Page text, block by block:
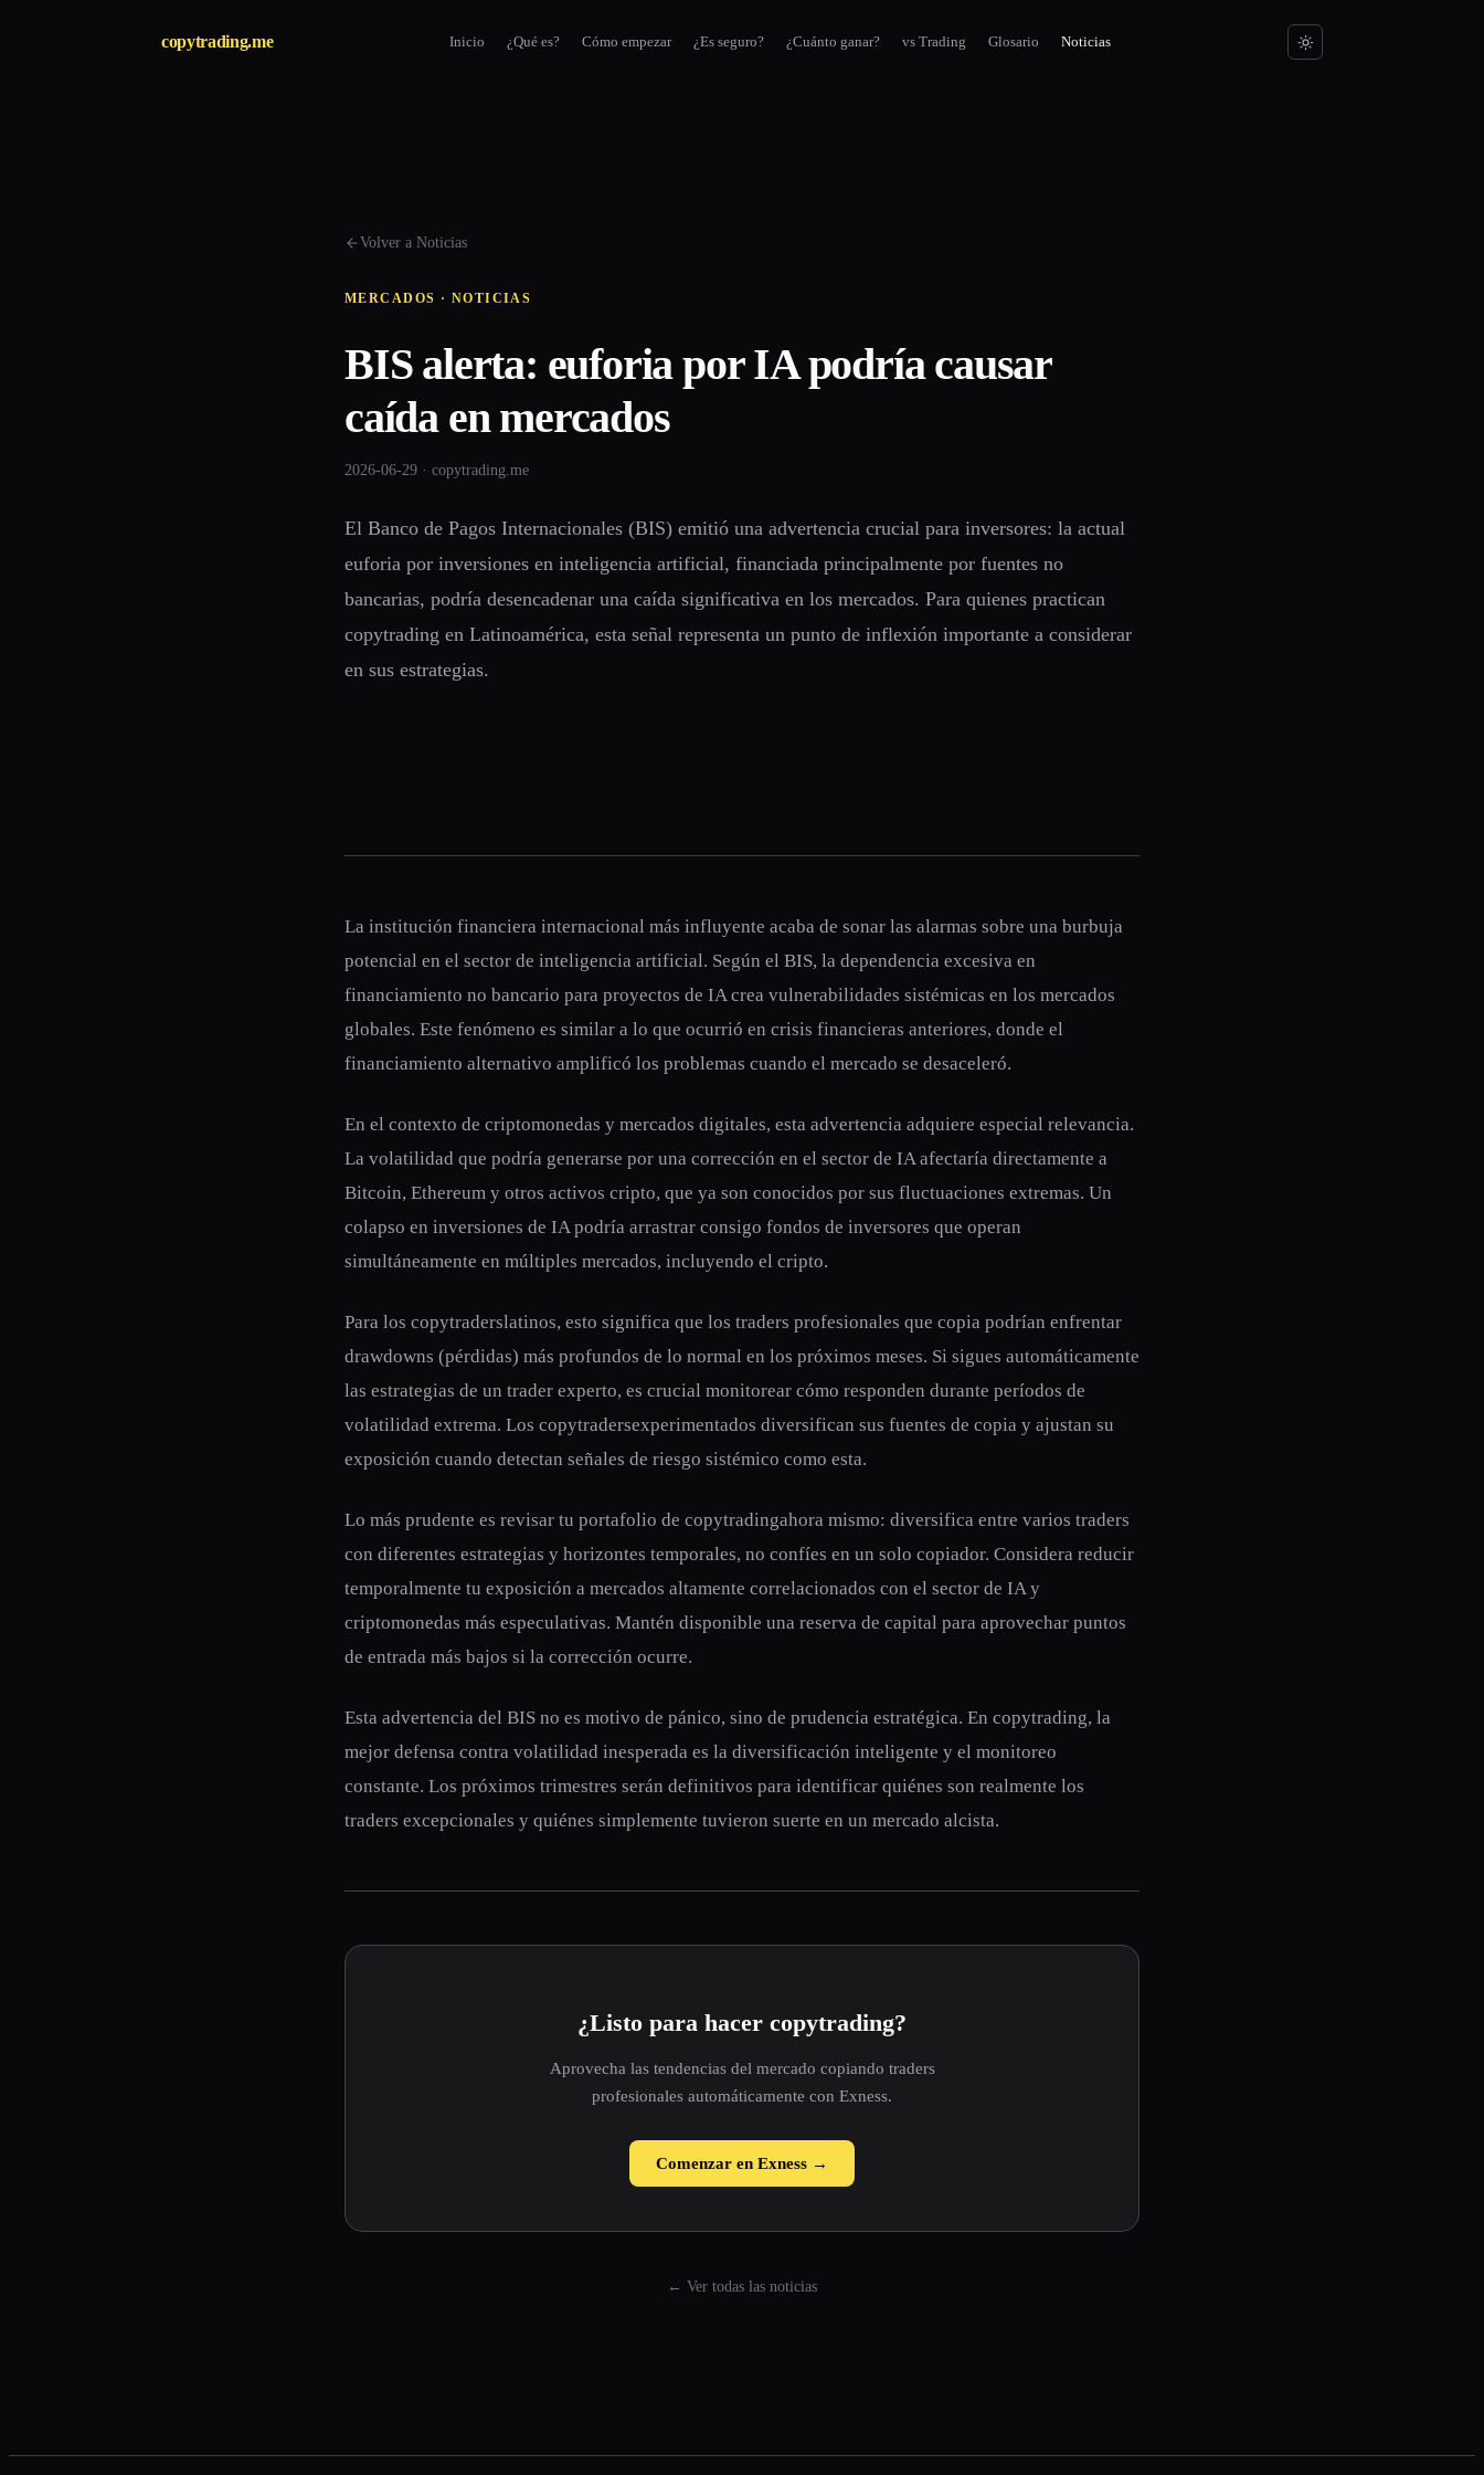
copytrading.me Inicio ¿Qué es? Cómo empezar ¿Es seguro? ¿Cuánto ganar? vs Trading Glosario Noticias
Volver a Noticias
MERCADOS · NOTICIAS
BIS alerta: euforia por IA podría causar
caída en mercados
2026-06-29 · copytrading.me
El Banco de Pagos Internacionales (BIS) emitió una advertencia crucial para inversores: la actual
euforia por inversiones en inteligencia artificial, financiada principalmente por fuentes no
bancarias, podría desencadenar una caída significativa en los mercados. Para quienes practican
copytrading en Latinoamérica, esta señal representa un punto de inflexión importante a considerar
en sus estrategias.
La institución financiera internacional más influyente acaba de sonar las alarmas sobre una burbuja
potencial en el sector de inteligencia artificial. Según el BIS, la dependencia excesiva en
financiamiento no bancario para proyectos de IA crea vulnerabilidades sistémicas en los mercados
globales. Este fenómeno es similar a lo que ocurrió en crisis financieras anteriores, donde el
financiamiento alternativo amplificó los problemas cuando el mercado se desaceleró.
En el contexto de criptomonedas y mercados digitales, esta advertencia adquiere especial relevancia.
La volatilidad que podría generarse por una corrección en el sector de IA afectaría directamente a
Bitcoin, Ethereum y otros activos cripto, que ya son conocidos por sus fluctuaciones extremas. Un
colapso en inversiones de IA podría arrastrar consigo fondos de inversores que operan
simultáneamente en múltiples mercados, incluyendo el cripto.
Para los copytraderslatinos, esto significa que los traders profesionales que copia podrían enfrentar
drawdowns (pérdidas) más profundos de lo normal en los próximos meses. Si sigues automáticamente
las estrategias de un trader experto, es crucial monitorear cómo responden durante períodos de
volatilidad extrema. Los copytradersexperimentados diversifican sus fuentes de copia y ajustan su
exposición cuando detectan señales de riesgo sistémico como esta.
Lo más prudente es revisar tu portafolio de copytradingahora mismo: diversifica entre varios traders
con diferentes estrategias y horizontes temporales, no confíes en un solo copiador. Considera reducir
temporalmente tu exposición a mercados altamente correlacionados con el sector de IA y
criptomonedas más especulativas. Mantén disponible una reserva de capital para aprovechar puntos
de entrada más bajos si la corrección ocurre.
Esta advertencia del BIS no es motivo de pánico, sino de prudencia estratégica. En copytrading, la
mejor defensa contra volatilidad inesperada es la diversificación inteligente y el monitoreo
constante. Los próximos trimestres serán definitivos para identificar quiénes son realmente los
traders excepcionales y quiénes simplemente tuvieron suerte en un mercado alcista.
¿Listo para hacer copytrading?
Aprovecha las tendencias del mercado copiando traders
profesionales automáticamente con Exness.
Comenzar en Exness →
← Ver todas las noticias